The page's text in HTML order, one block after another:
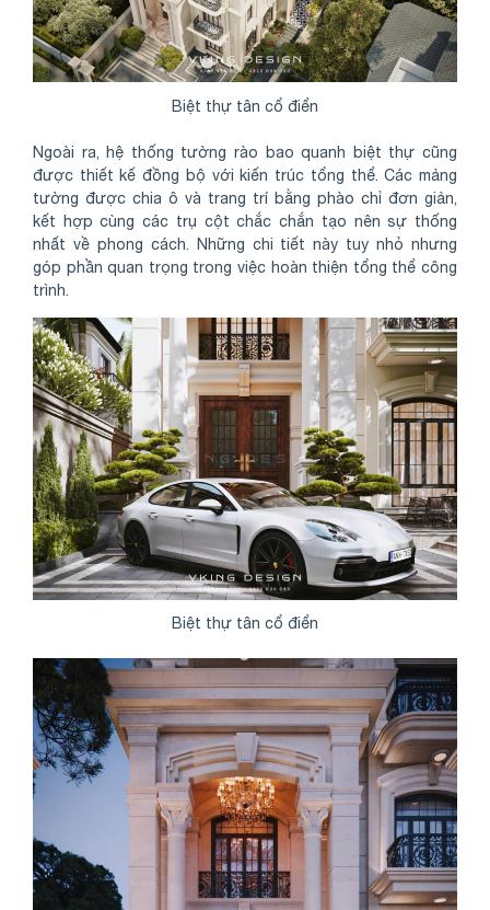
Biệt thự tân cổ điển
Ngoài ra, hệ thống tường rào bao quanh biệt thự cũng
được thiết kế đồng bộ với kiến trúc tổng thể. Các mảng
tường được chia ô và trang trí bằng phào chỉ đơn giản,
kết hợp cùng các trụ cột chắc chắn tạo nên sự thống
nhất về phong cách. Những chi tiết này tuy nhỏ nhưng
góp phần quan trọng trong việc hoàn thiện tổng thể công
trình.
Biệt thự tân cổ điển